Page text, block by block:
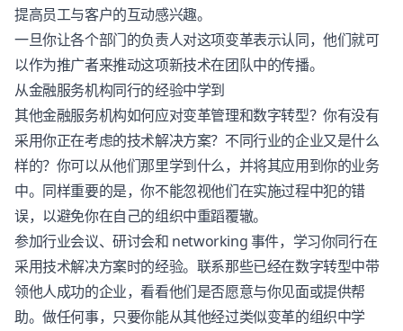
提高员工与客户的互动感兴趣。
一旦你让各个部门的负责人对这项变革表示认同，他们就可
以作为推广者来推动这项新技术在团队中的传播。
从金融服务机构同行的经验中学到
其他金融服务机构如何应对变革管理和数字转型？你有没有
采用你正在考虑的技术解决方案？不同行业的企业又是什么
样的？你可以从他们那里学到什么，并将其应用到你的业务
中。同样重要的是，你不能忽视他们在实施过程中犯的错
误，以避免你在自己的组织中重蹈覆辙。
参加行业会议、研讨会和 networking 事件，学习你同行在
采用技术解决方案时的经验。联系那些已经在数字转型中带
领他人成功的企业，看看他们是否愿意与你见面或提供帮
助。做任何事，只要你能从其他经过类似变革的组织中学